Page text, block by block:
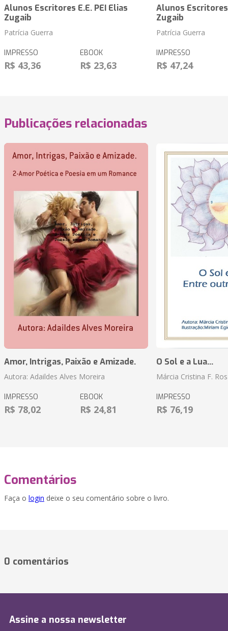
Alunos Escritores E.E. PEI Elias
Zugaib
Patrícia Guerra
IMPRESSO
R$ 43,36
EBOOK
R$ 23,63
Alunos Escritores
Zugaib
Patrícia Guerra
IMPRESSO
R$ 47,24
Publicações relacionadas
Amor, Intrigas, Paixão e Amizade.
Autora: Adaildes Alves Moreira
IMPRESSO
R$ 78,02
EBOOK
R$ 24,81
O Sol e a Lua...
Márcia Cristina F.
IMPRESSO
R$ 76,19
Comentários
Faça o login deixe o seu comentário sobre o livro.
0 comentários
Assine a nossa newsletter